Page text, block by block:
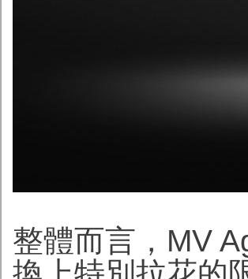
整體而言，MV